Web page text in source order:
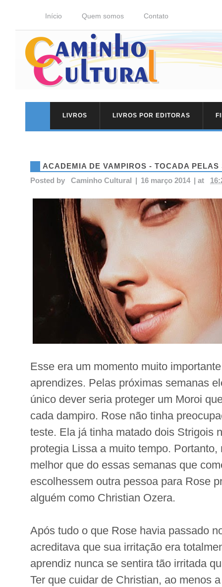
Início Quem somos Contato
LIVROS LIVROS POR EDITORAS
ACADEMIA DE VAMPIROS - TOCADA PELAS
Posted by
Caminho Cultural | 16 março 2014 | at
Esse era um momento muito
aprendizes. Pelas próximas semanas
único dever seria proteger um Moroi
cada dampiro. Rose não tinha
teste. Ela já tinha matado dois Strigois
protegia Lissa a muito tempo. Portanto,
melhor que do essas semanas que
escolhessem outra pessoa para Rose
alguém como Christian Ozera.
Após tudo o que Rose havia passado
acreditava que sua irritação era
aprendiz nunca se sentira tão irritada
Ter que cuidar de Christian, ao menos